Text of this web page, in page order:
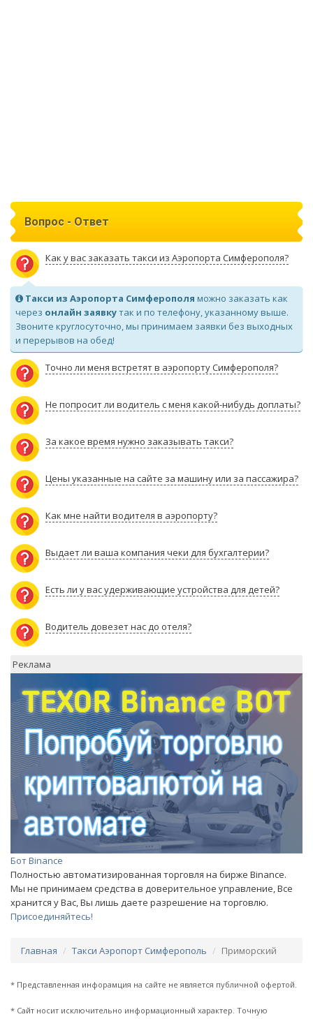
Вопрос - Ответ
Как у вас заказать такси из Аэропорта Симферополя?
Такси из Аэропорта Симферополя можно заказать как
через онлайн заявкутак и по телефону, указанному выше.
Звоните круглосуточно, мы принимаем заявки без выходных
и перерывов на обед!
Точно ли меня встретят в аэропорту Симферополя?
Не попросит ли водитель с меня какой-нибудь доплаты?
За какое время нужно заказывать такси?
Цены указанные на сайте за машину или за пассажира?
Как мне найти водителя в аэропорту?
Выдает ли ваша компания чеки для бухгалтерии?
Есть ли у вас удерживающие устройства для детей?
Водитель довезет нас до отеля?
Реклама
Бот Binance
Полностью автоматизированная торговля на бирже Binance.
Мы не принимаем средства в доверительное управление, Все
хранится у Вас, Вы лишь даете разрешение на торговлю.
Присоединяйтесь!
Главная Такси Аэропорт Симферополь Приморский
* Представленная инфорамция на сайте не является публичной офертой.
* Сайт носит исключительно информационный характер. Точную